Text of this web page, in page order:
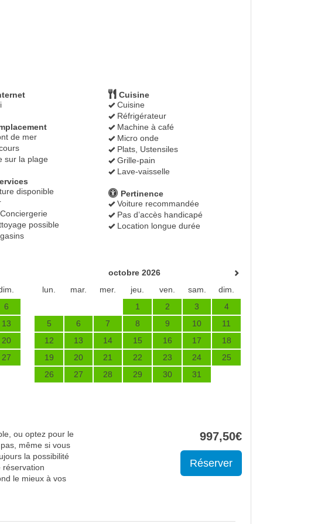
Cuisine
Cuisine
Réfrigérateur
Machine à café
Micro onde
Plats, Ustensiles
Grille-pain
Lave-vaisselle
de mer
sur la plage
disponible
possible
Pertinence
Voiture recommandée
Pas d’accès handicapé
Location longue durée
6
13
20
27
octobre 2026
lun.
mar. mer. jeu. ven. sam.
dim.
1
2 3
4
5
6 7 8 9 10
11
12
13 14 15 16 17
18
19
20 21 22 23 24
25
26
27 28 29 30 31
ou optez pour le
même si vous
la possibilité
réservation
le mieux à vos
997,50€